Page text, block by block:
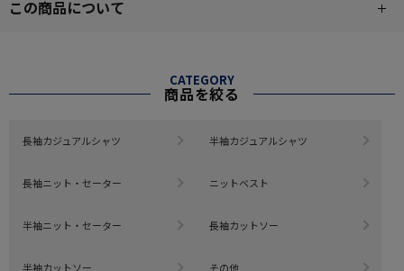
この商品について
CATEGORY
商品を絞る
長袖カジュアルシャツ 半袖カジュアルシャツ
長袖ニット・セーター ニットベスト
半袖ニット・セーター 長袖カットソー
半袖カットソー その他